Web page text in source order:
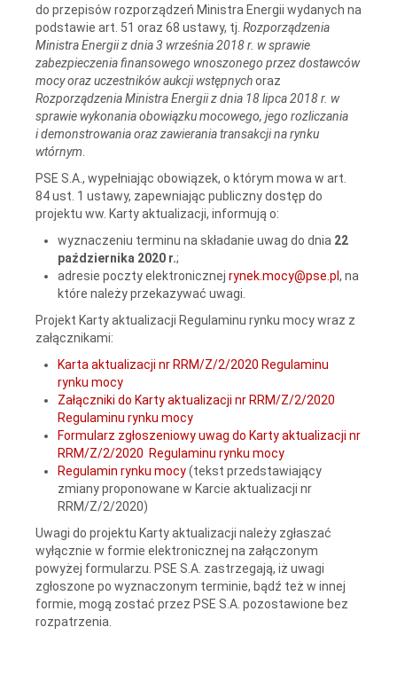
do przepisów rozporządzeń Ministra Energii wydanych na
podstawie art. 51 oraz 68 ustawy, tj. Rozporządzenia
Ministra Energii z dnia 3 września 2018 r. w sprawie
zabezpieczenia finansowego wnoszonego przez dostawców
mocy oraz uczestników aukcji wstępnychoraz
Rozporządzenia Ministra Energii z dnia 18 lipca 2018 r. w
sprawie wykonania obowiązku mocowego, jego rozliczania
i demonstrowania oraz zawierania transakcji na rynku
wtórnym
PSE S.A., wypełniając obowiązek, o którym mowa w art.
84 ust. 1 ustawy, zapewniając publiczny dostęp do
projektu ww. Karty aktualizacji, informują o:
wyznaczeniu terminu na składanie uwag do dnia 22
października 2020 r.;
adresie poczty elektronicznej rynek.mocy@pse.pl , na
które należy przekazywać uwagi.
Projekt Karty aktualizacji Regulaminu rynku mocy wraz z
załącznikami:
Karta aktualizacji nr RRM/Z/2/2020 Regulaminu
rynku mocy
Załączniki do Karty aktualizacji nr RRM/Z/2/2020
Regulaminu rynku mocy
Formularz zgłoszeniowy uwag do Karty aktualizacji nr
RRM/Z/2/2020 Regulaminu rynku mocy
Regulamin rynku mocy(tekst przedstawiający
zmiany proponowane w Karcie aktualizacji nr
RRM/Z/2/2020)
Uwagi do projektu Karty aktualizacji należy zgłaszać
wyłącznie w formie elektronicznej na załączonym
powyżej formularzu. PSE S.A. zastrzegają, iż uwagi
zgłoszone po wyznaczonym terminie, bądź też w innej
formie, mogą zostać przez PSE S.A. pozostawione bez
rozpatrzenia.